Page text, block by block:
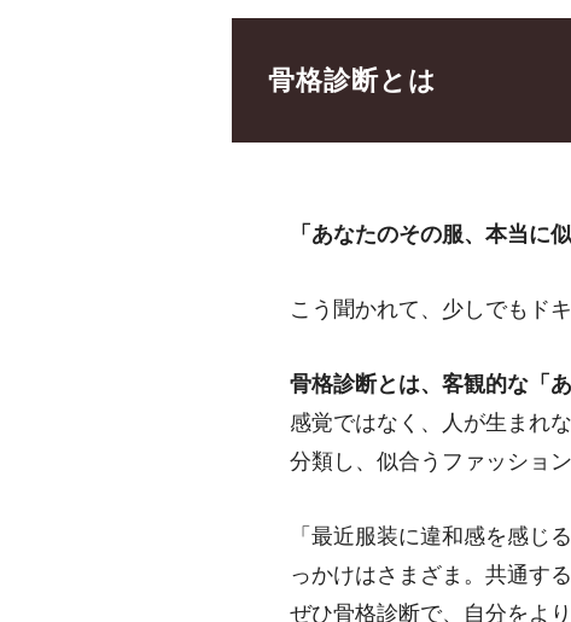
骨格診断とは
「あなたのその服、本当に
こう聞かれて、少しでもド
骨格診断とは、客観的な「
感覚ではなく、人が生まれ
分類し、似合うファッショ
「最近服装に違和感を感じ
っかけはさまざま。共通す
ぜひ骨格診断で、自分をよ